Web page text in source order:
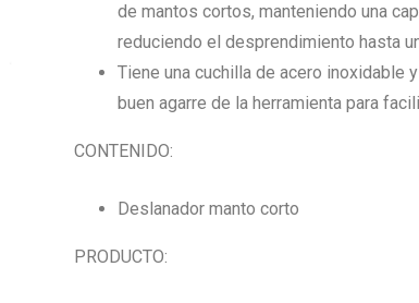
de mantos cortos, manteniendo una
reduciendo el desprendimiento hasta
Tiene una cuchilla de acero inoxidable
buen agarre de la herramienta para
CONTENIDO:
Deslanador manto corto
PRODUCTO: